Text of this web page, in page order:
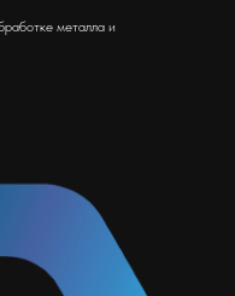
металла и